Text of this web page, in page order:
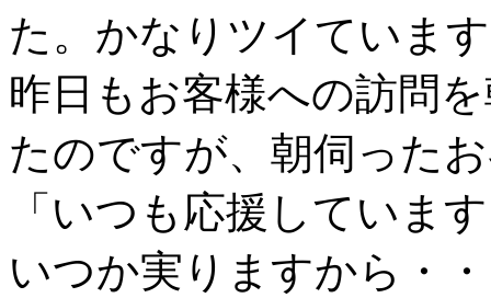
た。かなりツイていま
昨日もお客様への訪問
たのですが、朝伺った
「いつも応援していま
いつか実りますから・